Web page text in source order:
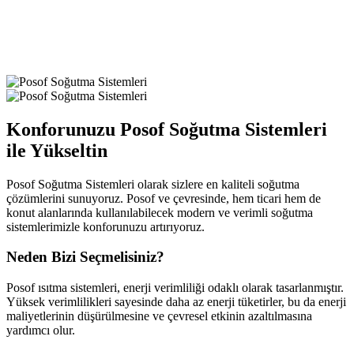
Konforunuzu Posof Soğutma Sistemleri
ile Yükseltin
Posof Soğutma Sistemleri olarak sizlere en kaliteli soğutma
çözümlerini sunuyoruz. Posof ve çevresinde, hem ticari hem de
konut alanlarında kullanılabilecek modern ve verimli soğutma
sistemlerimizle konforunuzu artırıyoruz.
Neden Bizi Seçmelisiniz?
Posof ısıtma sistemleri, enerji verimliliği odaklı olarak tasarlanmıştır.
Yüksek verimlilikleri sayesinde daha az enerji tüketirler, bu da enerji
maliyetlerinin düşürülmesine ve çevresel etkinin azaltılmasına
yardımcı olur.